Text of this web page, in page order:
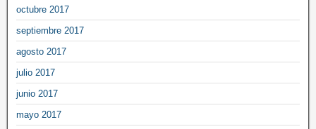
octubre 2017
septiembre 2017
agosto 2017
julio 2017
junio 2017
mayo 2017